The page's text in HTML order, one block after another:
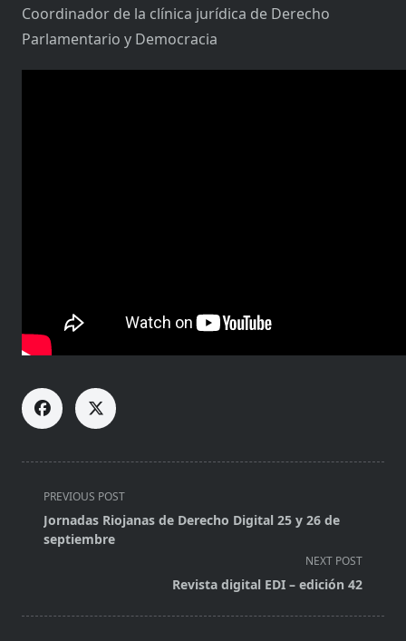
Coordinador de la clínica jurídica de Derecho
Parlamentario y Democracia
<span
class="nav-
subtitle
PREVIOUS POST
Jornadas Riojanas de Derecho Digital 25 y 26 de
septiembre
NEXT POST
Revista digital EDI – edición 42